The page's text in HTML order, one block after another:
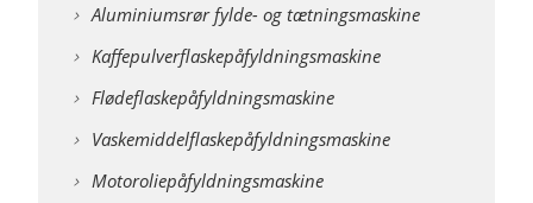
Aluminiumsrør fylde- og tætningsmaskine
Kaffepulverflaskepåfyldningsmaskine
Flødeflaskepåfyldningsmaskine
Vaskemiddelflaskepåfyldningsmaskine
Motoroliepåfyldningsmaskine